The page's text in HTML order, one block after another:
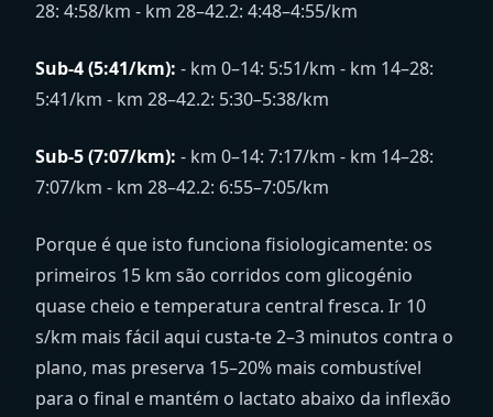
28: 4:58/km - km 28–42.2: 4:48–4:55/km
Sub-4 (5:41/km): - km 0–14: 5:51/km - km 14–28:
5:41/km - km 28–42.2: 5:30–5:38/km
Sub-5 (7:07/km): - km 0–14: 7:17/km - km 14–28:
7:07/km - km 28–42.2: 6:55–7:05/km
Porque é que isto funciona fisiologicamente: os
primeiros 15 km são corridos com glicogénio
quase cheio e temperatura central fresca. Ir 10
s/km mais fácil aqui custa-te 2–3 minutos contra o
plano, mas preserva 15–20% mais combustível
para o final e mantém o lactato abaixo da inflexão